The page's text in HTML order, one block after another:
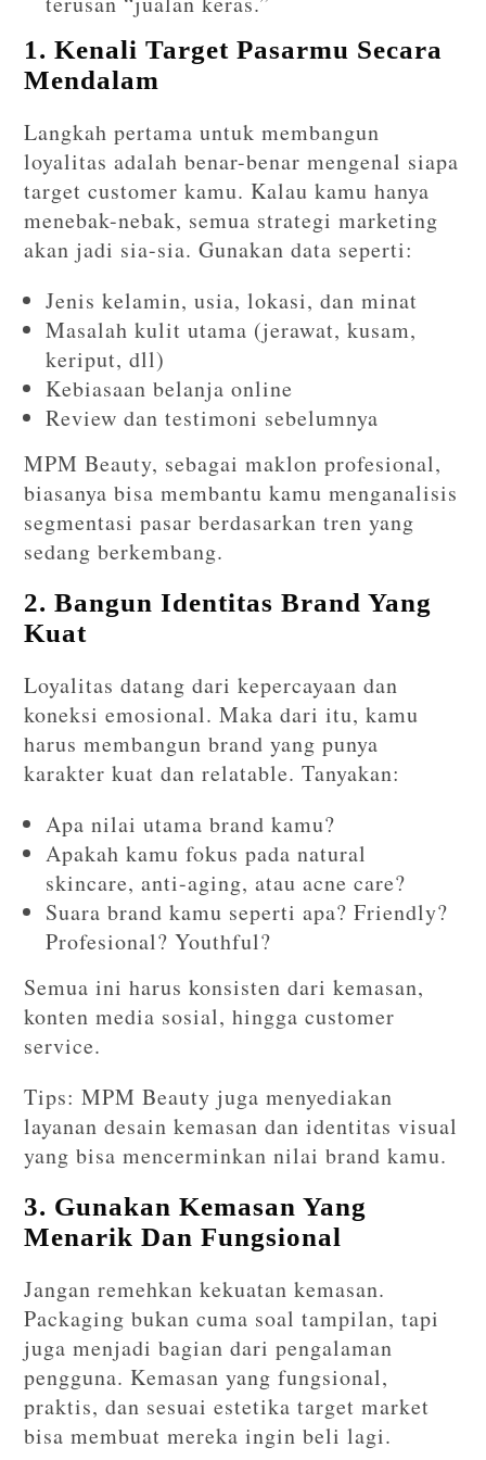
1. Kenali Target Pasarmu Secara
Mendalam
Langkah pertama untuk membangun
loyalitas adalah benar-benar mengenal siapa
target customer kamu. Kalau kamu hanya
menebak-nebak, semua strategi marketing
akan jadi sia-sia. Gunakan data seperti:
Jenis kelamin, usia, lokasi, dan minat
Masalah kulit utama (jerawat, kusam,
keriput, dll)
Kebiasaan belanja online
Review dan testimoni sebelumnya
MPM Beauty, sebagai maklon profesional,
biasanya bisa membantu kamu menganalisis
segmentasi pasar berdasarkan tren yang
sedang berkembang.
2. Bangun Identitas Brand Yang
Kuat
Loyalitas datang dari kepercayaan dan
koneksi emosional. Maka dari itu, kamu
harus membangun brand yang punya
karakter kuat dan relatable. Tanyakan:
Apa nilai utama brand kamu?
Apakah kamu fokus pada natural
skincare, anti-aging, atau acne care?
Suara brand kamu seperti apa? Friendly?
Profesional? Youthful?
Semua ini harus konsisten dari kemasan,
konten media sosial, hingga customer
service.
Tips: MPM Beauty juga menyediakan
layanan desain kemasan dan identitas visual
yang bisa mencerminkan nilai brand kamu.
3. Gunakan Kemasan Yang
Menarik Dan Fungsional
Jangan remehkan kekuatan kemasan.
Packaging bukan cuma soal tampilan, tapi
juga menjadi bagian dari pengalaman
pengguna. Kemasan yang fungsional,
praktis, dan sesuai estetika target market
bisa membuat mereka ingin beli lagi.